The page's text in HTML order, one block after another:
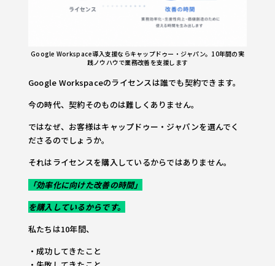
Google Workspace導入支援ならキャップドゥー・ジャパン。10年間の実
践ノウハウで業務改善を支援します
Google Workspaceのライセンスは誰でも契約できます。
今の時代、契約そのものは難しくありません。
ではなぜ、お客様はキャップドゥー・ジャパンを選んでく
ださるのでしょうか。
それはライセンスを購入しているからではありません。
「効率化に向けた改善の時間」
を購入しているからです。
私たちは10年間、
・成功してきたこと